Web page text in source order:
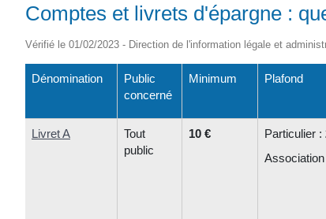
Comptes et livrets d'épargne :
Vérifié le 01/02/2023 - Direction de l'information légale et
Dénomination
Public
concerné
Minimum Plafond
Livret A
Tout
public
10 € Particulier :
Association